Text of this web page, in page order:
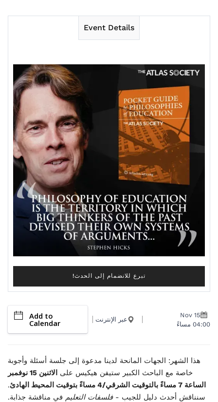
Event Details
تبرع للانضمام إلى الحدث!
Nov 15
04:00 مساءً
عبر الإنترنت Add to
Calendar
هذا الشهر: الجهات المانحة لدينا مدعوة إلى جلسة أسئلة وأجوبة
خاصة مع الباحث الكبير ستيفن هيكيس على
الاثنين 15 نوفمبر
الساعة 7 مساءً بالتوقيت الشرقي/4 مساءً بتوقيت المحيط الهادئ
.
سنناقش أحدث دليل للجيب -فلسفات التعليم في مناقشة جذابة.